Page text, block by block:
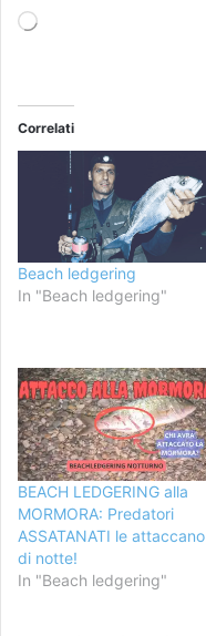
Caricamento
Correlati
Beach ledgering
In "Beach ledgering"
BEACH LEDGERING alla
MORMORA: Predatori
ASSATANATI le attaccano
di notte!
In "Beach ledgering"